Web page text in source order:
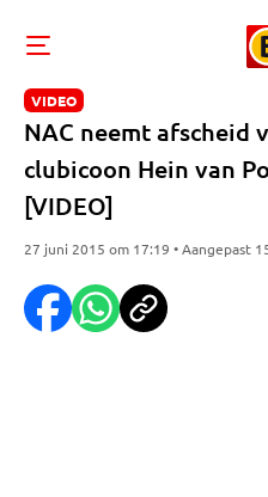
VIDEO
NAC neemt afscheid
clubicoon Hein van
[VIDEO]
27 juni 2015 om 17:19 • Aangepast